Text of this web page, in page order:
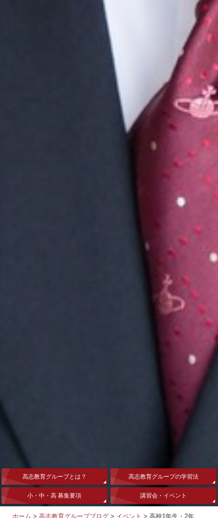
高志教育グループとは？ 高志教育グループの学習法
小・中・高 募集要項 講習会・イベント
ホーム > 高志教育グループブログ > イベント > 高校1年生・2年